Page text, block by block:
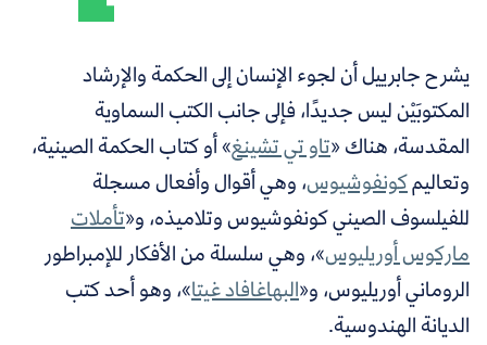
يشرح جابرييلأن لجوء الإنسان إلى الحكمة والإرشاد
المكتوبَيْن ليس جديدًا، فإلى جانب الكتب السماوية
المقدسة، هناك «تاو تي تشينغ» أو كتاب الحكمة الصينية،
وتعاليمكونفوشيوس، وهي أقوال وأفعال مسجلة
للفيلسوف الصيني كونفوشيوس وتلاميذه، و«تأملات
ماركوس أوريليوس»، وهي سلسلة من الأفكار للإمبراطور
الروماني أوريليوس، و«البهاغافاد غيتا»، وهوأحد كتب
الديانة الهندوسية.